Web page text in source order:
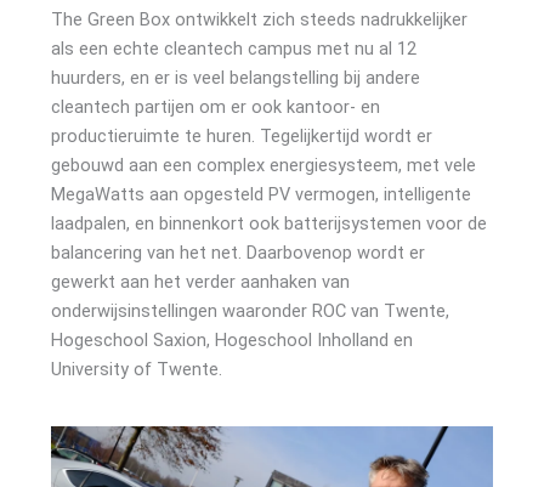
The Green Box ontwikkelt zich steeds nadrukkelijker
als een echte cleantech campus met nu al 12
huurders, en er is veel belangstelling bij andere
cleantech partijen om er ook kantoor- en
productieruimte te huren. Tegelijkertijd wordt er
gebouwd aan een complex energiesysteem, met vele
MegaWatts aan opgesteld PV vermogen, intelligente
laadpalen, en binnenkort ook batterijsystemen voor de
balancering van het net. Daarbovenop wordt er
gewerkt aan het verder aanhaken van
onderwijsinstellingen waaronder ROC van Twente,
Hogeschool Saxion, Hogeschool Inholland en
University of Twente.